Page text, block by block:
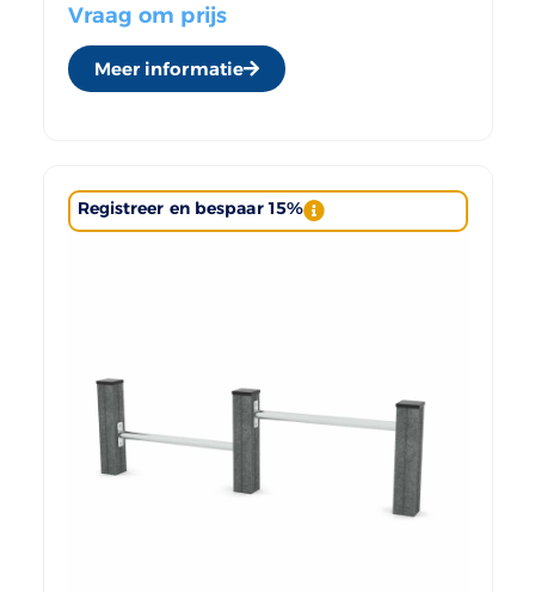
Vraag om prijs
Meer informatie
Registreer en bespaar 15%